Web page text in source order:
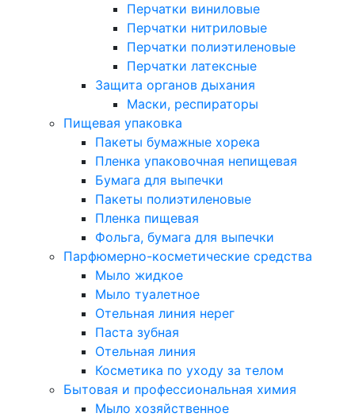
Перчатки виниловые
Перчатки нитриловые
Перчатки полиэтиленовые
Перчатки латексные
Защита органов дыхания
Маски, респираторы
Пищевая упаковка
Пакеты бумажные хорека
Пленка упаковочная непищевая
Бумага для выпечки
Пакеты полиэтиленовые
Пленка пищевая
Фольга, бумага для выпечки
Парфюмерно-косметические средства
Мыло жидкое
Мыло туалетное
Отельная линия нерег
Паста зубная
Отельная линия
Косметика по уходу за телом
Бытовая и профессиональная химия
Мыло хозяйственное